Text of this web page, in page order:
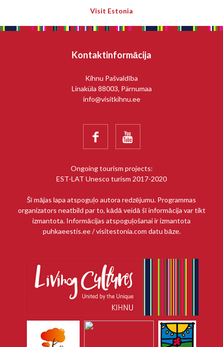
Visit Estonia
Kontaktinformācija
Kihnu Pašvaldība
Linaküla 88003, Pärnumaa
info@visitkihnu.ee
 
Ongoing tourism projects:
EST-LAT Unesco turism 2017-2020
Šī mājas lapa atspoguļo autora redzējumu. Programmas
organizators neatbild par to, kādā veidā šī informācija var tikt
izmantota. Informācijas atspoguļošanai ir izmantota
puhkaeestis.ee / visitestonia.com datu bāze.